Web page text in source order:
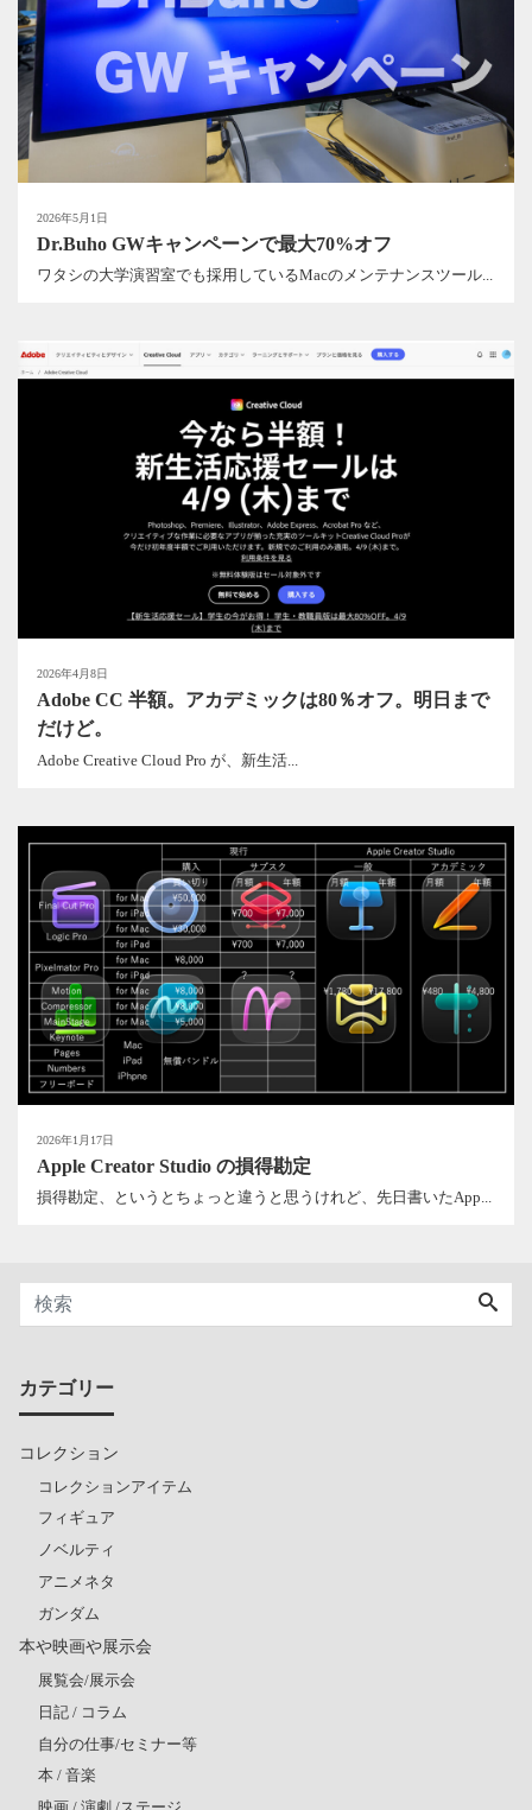
2026年5月1日
Dr.Buho GWキャンペーンで最大70%オフ
ワタシの大学演習室でも採用しているMacのメンテナンスツール...
2026年4月8日
Adobe CC 半額。アカデミックは80％オフ。明日まで
だけど。
Adobe Creative Cloud Pro が、新生活...
2026年1月17日
Apple Creator Studio の損得勘定
損得勘定、というとちょっと違うと思うけれど、先日書いたApp...
カテゴリー
コレクション
コレクションアイテム
フィギュア
ノベルティ
アニメネタ
ガンダム
本や映画や展示会
展覧会/展示会
日記 / コラム
自分の仕事/セミナー等
本 / 音楽